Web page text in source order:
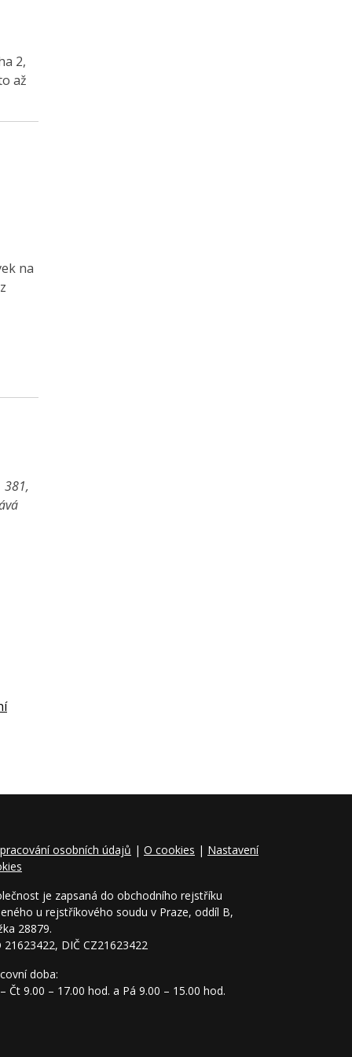
2,
až
na
381,
osobních údajů | O cookies | Nastavení
je zapsaná do obchodního rejstříku
u rejstříkového soudu v Praze, oddíl B,
28879.
21623422, DIČ CZ21623422
doba:
Čt 9.00 – 17.00 hod. a Pá 9.00 – 15.00 hod.